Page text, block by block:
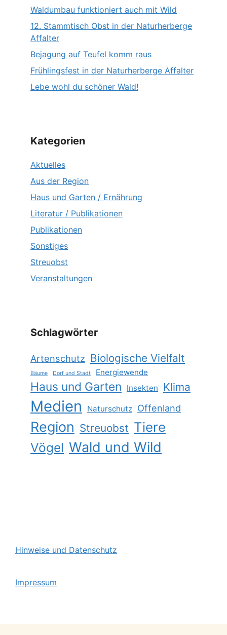
Waldumbau funktioniert auch mit Wild
12. Stammtisch Obst in der Naturherberge
Affalter
Bejagung auf Teufel komm raus
Frühlingsfest in der Naturherberge Affalter
Lebe wohl du schöner Wald!
Kategorien
Aktuelles
Aus der Region
Haus und Garten / Ernährung
Literatur / Publikationen
Publikationen
Sonstiges
Streuobst
Veranstaltungen
Schlagwörter
Artenschutz Biologische Vielfalt
Bäume Dorf und Stadt Energiewende
Haus und Garten Insekten Klima
Medien Naturschutz Offenland
Region Streuobst Tiere
Vögel Wald und Wild
Hinweise und Datenschutz
Impressum